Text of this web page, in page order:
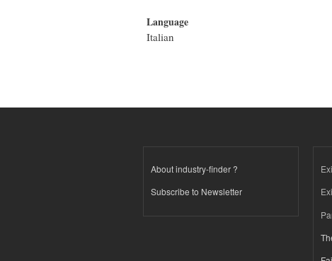
Language
Italian
About industry-finder ?
Subscribe to Newsletter